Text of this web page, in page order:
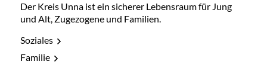
Der Kreis Unna ist ein sicherer Lebensraum für Jung
und Alt, Zugezogene und Familien.
Soziales
Familie